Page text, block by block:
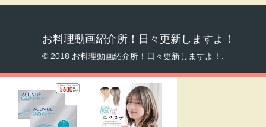
お料理動画紹介所！日々更新しますよ！
© 2018 お料理動画紹介所！日々更新しますよ！.